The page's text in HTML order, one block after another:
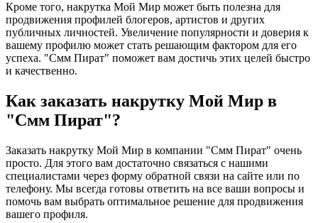
Кроме того, накрутка Мой Мир может быть полезна для
продвижения профилей блогеров, артистов и других
публичных личностей. Увеличение популярности и доверия к
вашему профилю может стать решающим фактором для его
успеха. "Смм Пират" поможет вам достичь этих целей быстро
и качественно.
Как заказать накрутку Мой Мир в
"Смм Пират"?
Заказать накрутку Мой Мир в компании "Смм Пират" очень
просто. Для этого вам достаточно связаться с нашими
специалистами через форму обратной связи на сайте или по
телефону. Мы всегда готовы ответить на все ваши вопросы и
помочь вам выбрать оптимальное решение для продвижения
вашего профиля.